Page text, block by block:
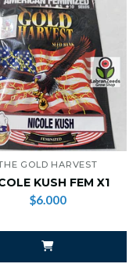
GOLD HARVEST
KUSH FEM X1
$6.000